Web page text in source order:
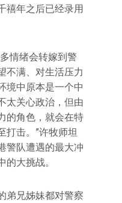
禧年之后已经录用
情绪会转嫁到警
不满、对生活压力
境中原本是一个中
太关心政治，但由
的角色，就会在特
打击。”许牧师坦
警队遭遇的最大冲
大挑战。
弟兄姊妹都对警察